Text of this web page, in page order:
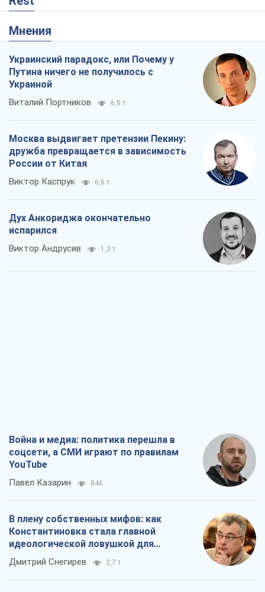
Мнения
Украинский парадокс, или Почему у
Путина ничего не получилось с
Украиной
Виталий Портников 6,0 т.
Москва выдвигает претензии Пекину:
дружба превращается в зависимость
России от Китая
Виктор Каспрук 6,6 т.
Дух Анкориджа окончательно
испарился
Виктор Андрусив 1,3 т.
Война и медиа: политика перешла в
соцсети, а СМИ играют по правилам
YouTube
Павел Казарин 846
В плену собственных мифов: как
Константиновка стала главной
идеологической ловушкой для
российских оккупантов
Дмитрий Снегирев 2,7 т.